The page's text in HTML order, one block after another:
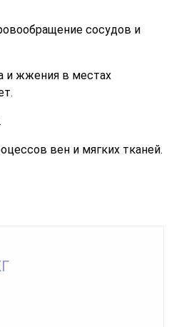
сосудов и
и жжения в местах
вен и мягких тканей.